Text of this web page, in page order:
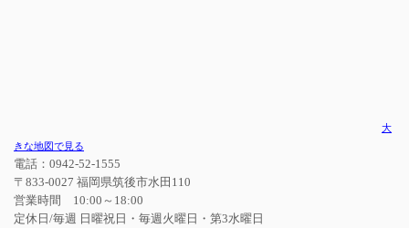
大
きな地図で見る
電話：0942-52-1555
〒833-0027 福岡県筑後市水田110
営業時間 10:00～18:00
定休日/毎週 日曜祝日・毎週火曜日・第3水曜日